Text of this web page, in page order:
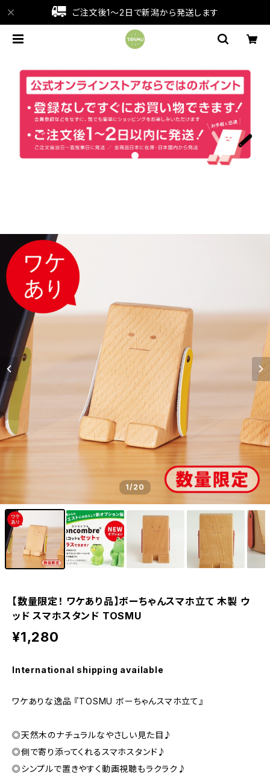
ご注文後1～2日で新潟から発送します
1/20
【数量限定！ ワケあり品】ボーちゃんスマホ立て 木製 ウ
ッド スマホスタンド TOSMU
¥1,280
International shipping available
ワケありな逸品 『TOSMU ボーちゃんスマホ立て』
◎天然木のナチュラルなやさしい見た目♪
◎側で寄り添ってくれるスマホスタンド♪
◎シンプルで置きやすく動画視聴もラクラク♪